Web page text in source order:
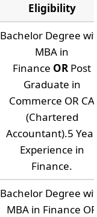
Eligibility
Bachelor Degree
MBA in
Finance OR Post
Graduate in
Commerce OR CA
(Chartered
Accountant).5 Year
Experience in
Finance.
Bachelor Degree
MBA in Finance OR